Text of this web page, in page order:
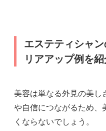
エステティシャ
リアアップ例を
美容は単なる外見の美し
や自信につながるため、
くならないでしょう。